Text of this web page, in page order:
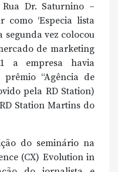
Dr. Saturnino –
como ‘Especia lista
segunda vez colocou
de marketing
a empresa havia
“Agência de
pela RD Station)
Station Martins do
do seminário na
(CX) Evolution in